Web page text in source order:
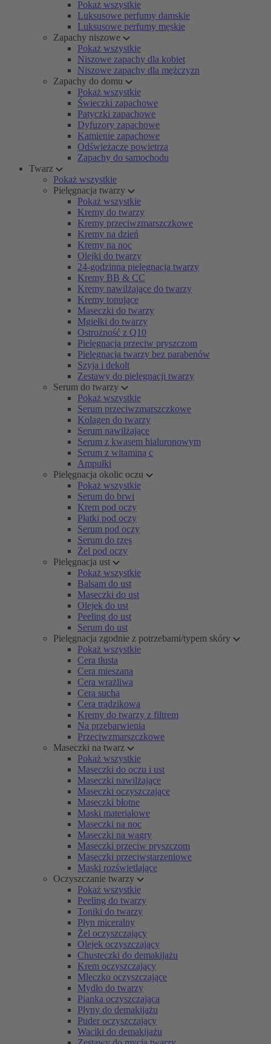
Pokaż wszystkie
Luksusowe perfumy damskie
Luksusowe perfumy męskie
Zapachy niszowe
Pokaż wszystkie
Niszowe zapachy dla kobiet
Niszowe zapachy dla mężczyzn
Zapachy do domu
Pokaż wszystkie
Świeczki zapachowe
Patyczki zapachowe
Dyfuzory zapachowe
Kamienie zapachowe
Odświeżacze powietrza
Zapachy do samochodu
Twarz
Pokaż wszystkie
Pielęgnacja twarzy
Pokaż wszystkie
Kremy do twarzy
Kremy przeciwzmarszczkowe
Kremy na dzień
Kremy na noc
Olejki do twarzy
24-godzinna pielęgnacja twarzy
Kremy BB & CC
Kremy nawilżające do twarzy
Kremy tonujące
Maseczki do twarzy
Mgiełki do twarzy
Ostrożność z Q10
Pielęgnacja przeciw pryszczom
Pielęgnacja twarzy bez parabenów
Szyja i dekolt
Zestawy do pielęgnacji twarzy
Serum do twarzy
Pokaż wszystkie
Serum przeciwzmarszczkowe
Kolagen do twarzy
Serum nawilżające
Serum z kwasem hialuronowym
Serum z witaminą c
Ampułki
Pielęgnacja okolic oczu
Pokaż wszystkie
Serum do brwi
Krem pod oczy
Płatki pod oczy
Serum pod oczy
Serum do rzęs
Żel pod oczy
Pielęgnacja ust
Pokaż wszystkie
Balsam do ust
Maseczki do ust
Olejek do ust
Peeling do ust
Serum do ust
Pielęgnacja zgodnie z potrzebami/typem skóry
Pokaż wszystkie
Cera tłusta
Cera mieszana
Cera wrażliwa
Cera sucha
Cera trądzikowa
Kremy do twarzy z filtrem
Na przebarwienia
Przeciwzmarszczkowe
Maseczki na twarz
Pokaż wszystkie
Maseczki do oczu i ust
Maseczki nawilżające
Maseczki oczyszczające
Maseczki błotne
Maski materiałowe
Maseczki na noc
Maseczki na wągry
Maseczki przeciw pryszczom
Maseczki przeciwstarzeniowe
Maski rozświetlające
Oczyszczanie twarzy
Pokaż wszystkie
Peeling do twarzy
Toniki do twarzy
Płyn miceralny
Żel oczyszczający
Olejek oczyszczający
Chusteczki do demakijażu
Krem oczyszczający
Mleczko oczyszczające
Mydło do twarzy
Pianka oczyszczająca
Płyny do demakijażu
Puder oczyszczający
Waciki do demakijażu